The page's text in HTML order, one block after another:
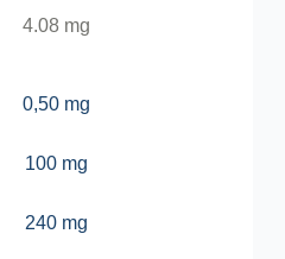
4.08 mg
0,50 mg
100 mg
240 mg